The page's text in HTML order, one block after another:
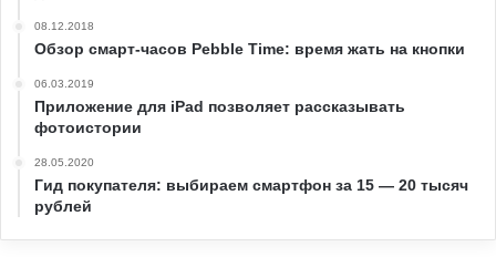
08.12.2018
Обзор смарт-часов Pebble Time: время жать на кнопки
06.03.2019
Приложение для iPad позволяет рассказывать
фотоистории
28.05.2020
Гид покупателя: выбираем смартфон за 15 — 20 тысяч
рублей